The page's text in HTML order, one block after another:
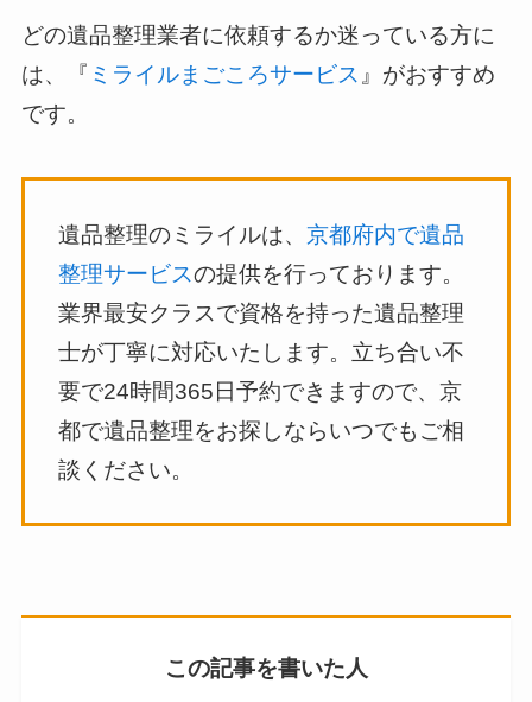
どの遺品整理業者に依頼するか迷っている方に
は、『 ミライルまごころサービス 』がおすすめ
です。
遺品整理のミライルは、京都府内で遺品
整理サービスの提供を行っております。
業界最安クラスで資格を持った遺品整理
士が丁寧に対応いたします。立ち合い不
要で24時間365日予約できますので、京
都で遺品整理をお探しならいつでもご相
談ください。
この記事を書いた人